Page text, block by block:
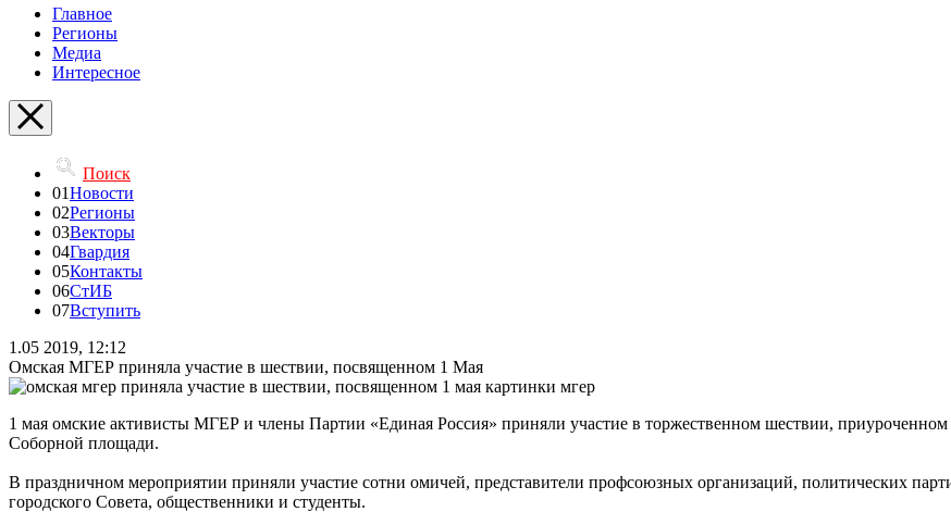
Главное
Регионы
Медиа
Интересное
Поиск
01Новости
02Регионы
03Векторы
04Гвардия
05Контакты
06СтИБ
07Вступить
1.05 2019, 12:12
Омская МГЕР приняла участие в шествии, посвященном 1 Мая
1 мая омские активисты МГЕР и члены Партии «Единая Россия» приняли участие в торжественном шествии,
Соборной площади.
В праздничном мероприятии приняли участие сотни омичей, представители профсоюзных организаций, политических
городского Совета, общественники и студенты.